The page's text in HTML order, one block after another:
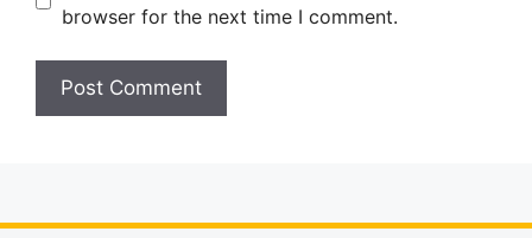
browser for the next time I comment.